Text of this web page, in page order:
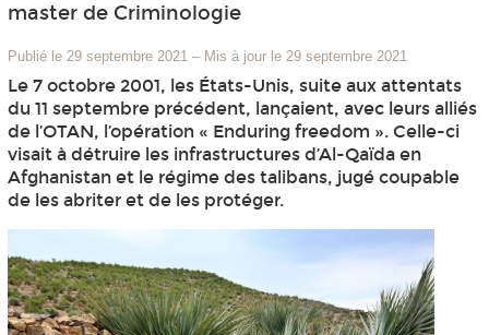
master de Criminologie
Publié le 29 septembre 2021 – Mis à jour le 29 septembre 2021
Le 7 octobre 2001, les États-Unis, suite aux attentats
du 11 septembre précédent, lançaient, avec leurs alliés
de l’OTAN, l’opération « Enduring freedom ». Celle-ci
visait à détruire les infrastructures d’Al-Qaïda en
Afghanistan et le régime des talibans, jugé coupable
de les abriter et de les protéger.